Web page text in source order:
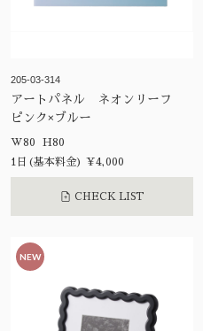
205-03-314
アートパネル ネオンリーフ
ピンク×ブルー
W80 H80
1日(基本料金) ¥4,000
CHECK LIST
NEW